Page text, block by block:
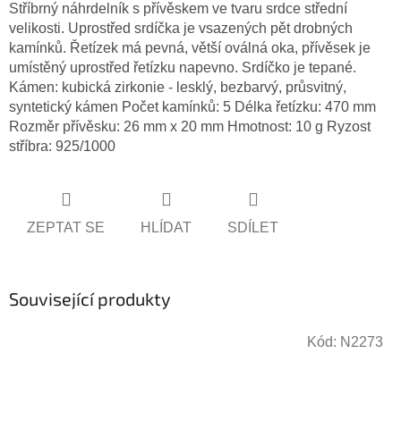
Stříbrný náhrdelník s přívěskem ve tvaru srdce střední
velikosti. Uprostřed srdíčka je vsazených pět drobných
kamínků. Řetízek má pevná, větší oválná oka, přívěsek je
umístěný uprostřed řetízku napevno. Srdíčko je tepané.
Kámen: kubická zirkonie - lesklý, bezbarvý, průsvitný,
syntetický kámen Počet kamínků: 5 Délka řetízku: 470 mm
Rozměr přívěsku: 26 mm x 20 mm Hmotnost: 10 g Ryzost
stříbra: 925/1000
ZEPTAT SE HLÍDAT SDÍLET
Související produkty
Kód: N2273